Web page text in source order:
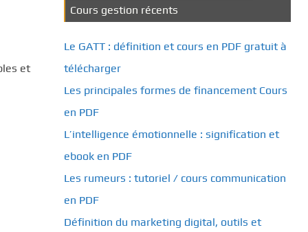
et
Cours gestion récents
Le GATT : définition et cours en PDF gratuit à
télécharger
Les principales formes de financement Cours
en PDF
L’intelligence émotionnelle : signification et
ebook en PDF
Les rumeurs : tutoriel / cours communication
en PDF
Définition du marketing digital, outils et